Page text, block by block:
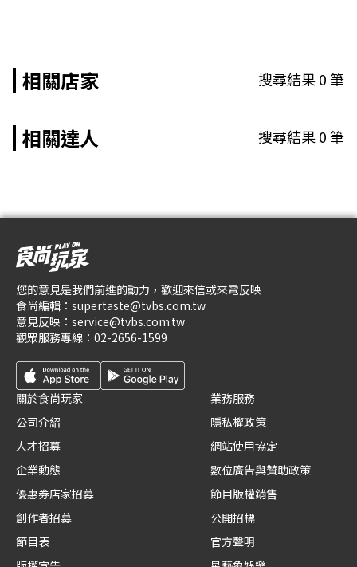
相關店家 搜尋結果0筆
相關達人 搜尋結果0筆
您的意見是我們前進的動力，歡迎來信或來電反映
食尚編輯： supertaste@tvbs.com.tw
意見反映： service@tvbs.com.tw
觀眾服務專線： 02-2656-1599
關於食尚玩家
公司介紹
人才招募
企業動態
優惠券店家招募
創作者招募
節目表
業務服務
隱私權政策
網站使用協定
數位廣告與贊助政策
節目版權銷售
公開招標
官方聲明